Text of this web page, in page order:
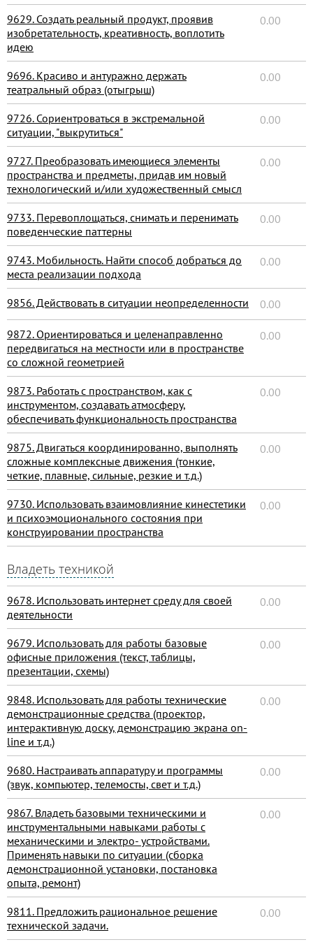
9629. Создать реальный продукт, проявив
изобретательность, креативность, воплотить
идею
0.00
9696. Красиво и антуражно держать
театральный образ (отыгрыш)
0.00
9726. Сориентроваться в экстремальной
ситуации, "выкрутиться"
0.00
9727. Преобразовать имеющиеся элементы
пространства и предметы, придав им новый
технологический и/или художественный смысл
0.00
9733. Перевоплощаться, снимать и перенимать
поведенческие паттерны
0.00
9743. Мобильность. Найти способ добраться до
места реализации подхода
0.00
9856. Действовать в ситуации неопределенности 0.00
9872. Ориентироваться и целенаправленно
передвигаться на местности или в пространстве
со сложной геометрией
0.00
9873. Работать с пространством, как с
инструментом, создавать атмосферу,
обеспечивать функциональность пространства
0.00
9875. Двигаться координированно, выполнять
сложные комплексные движения (тонкие,
четкие, плавные, сильные, резкие и т.д.)
0.00
9730. Использовать взаимовлияние кинестетики
и психоэмоционального состояния при
конструировании пространства
0.00
Владеть техникой
9678. Использовать интернет среду для своей
деятельности
0.00
9679. Использовать для работы базовые
офисные приложения (текст, таблицы,
презентации, схемы)
0.00
9848. Использовать для работы технические
демонстрационные средства (проектор,
интерактивную доску, демонстрацию экрана on-
line и т.д.)
0.00
9680. Настраивать аппаратуру и программы
(звук, компьютер, телемосты, свет и т.д.)
0.00
9867. Владеть базовыми техническими и
инструментальными навыками работы с
механическими и электро- устройствами.
Применять навыки по ситуации (сборка
демонстрационной установки, постановка
опыта, ремонт)
0.00
9811. Предложить рациональное решение
технической задачи.
0.00